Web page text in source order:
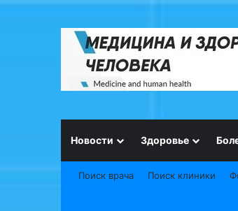
Новости Здоровье
Поиск врача Поиск клиники